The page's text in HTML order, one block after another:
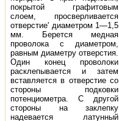
покрытой графитовым
слоем, просверливается
отверстие' диаметром 1—1,5
мм. Берется медная
проволока с диаметром,
равным диаметру отверстия.
Один конец проволоки
расклепывается и затем
вставляется в отверстие со
стороны подковки
потенциометра. С другой
стороны на заклепку
надевается латунный